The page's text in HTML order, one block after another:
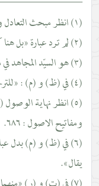
(١) انظر مبحث التعادل والتراجيح ٤ : ٤٨ ـ ٥٠.
(٢) لم ترد عبارة «بل هنا كلام ـ إلى ـ تعالى» في (ظ) و (م).
(٣) هو السيّد المجاهد في مفاتيح الاصول : ٧١٧.
(٤) في (ظ) و (م) : «للترجيح».
ومفاتيح الاصول : ٦٨٦.
(٦) في (ظ) و (م) بدل
يقال».